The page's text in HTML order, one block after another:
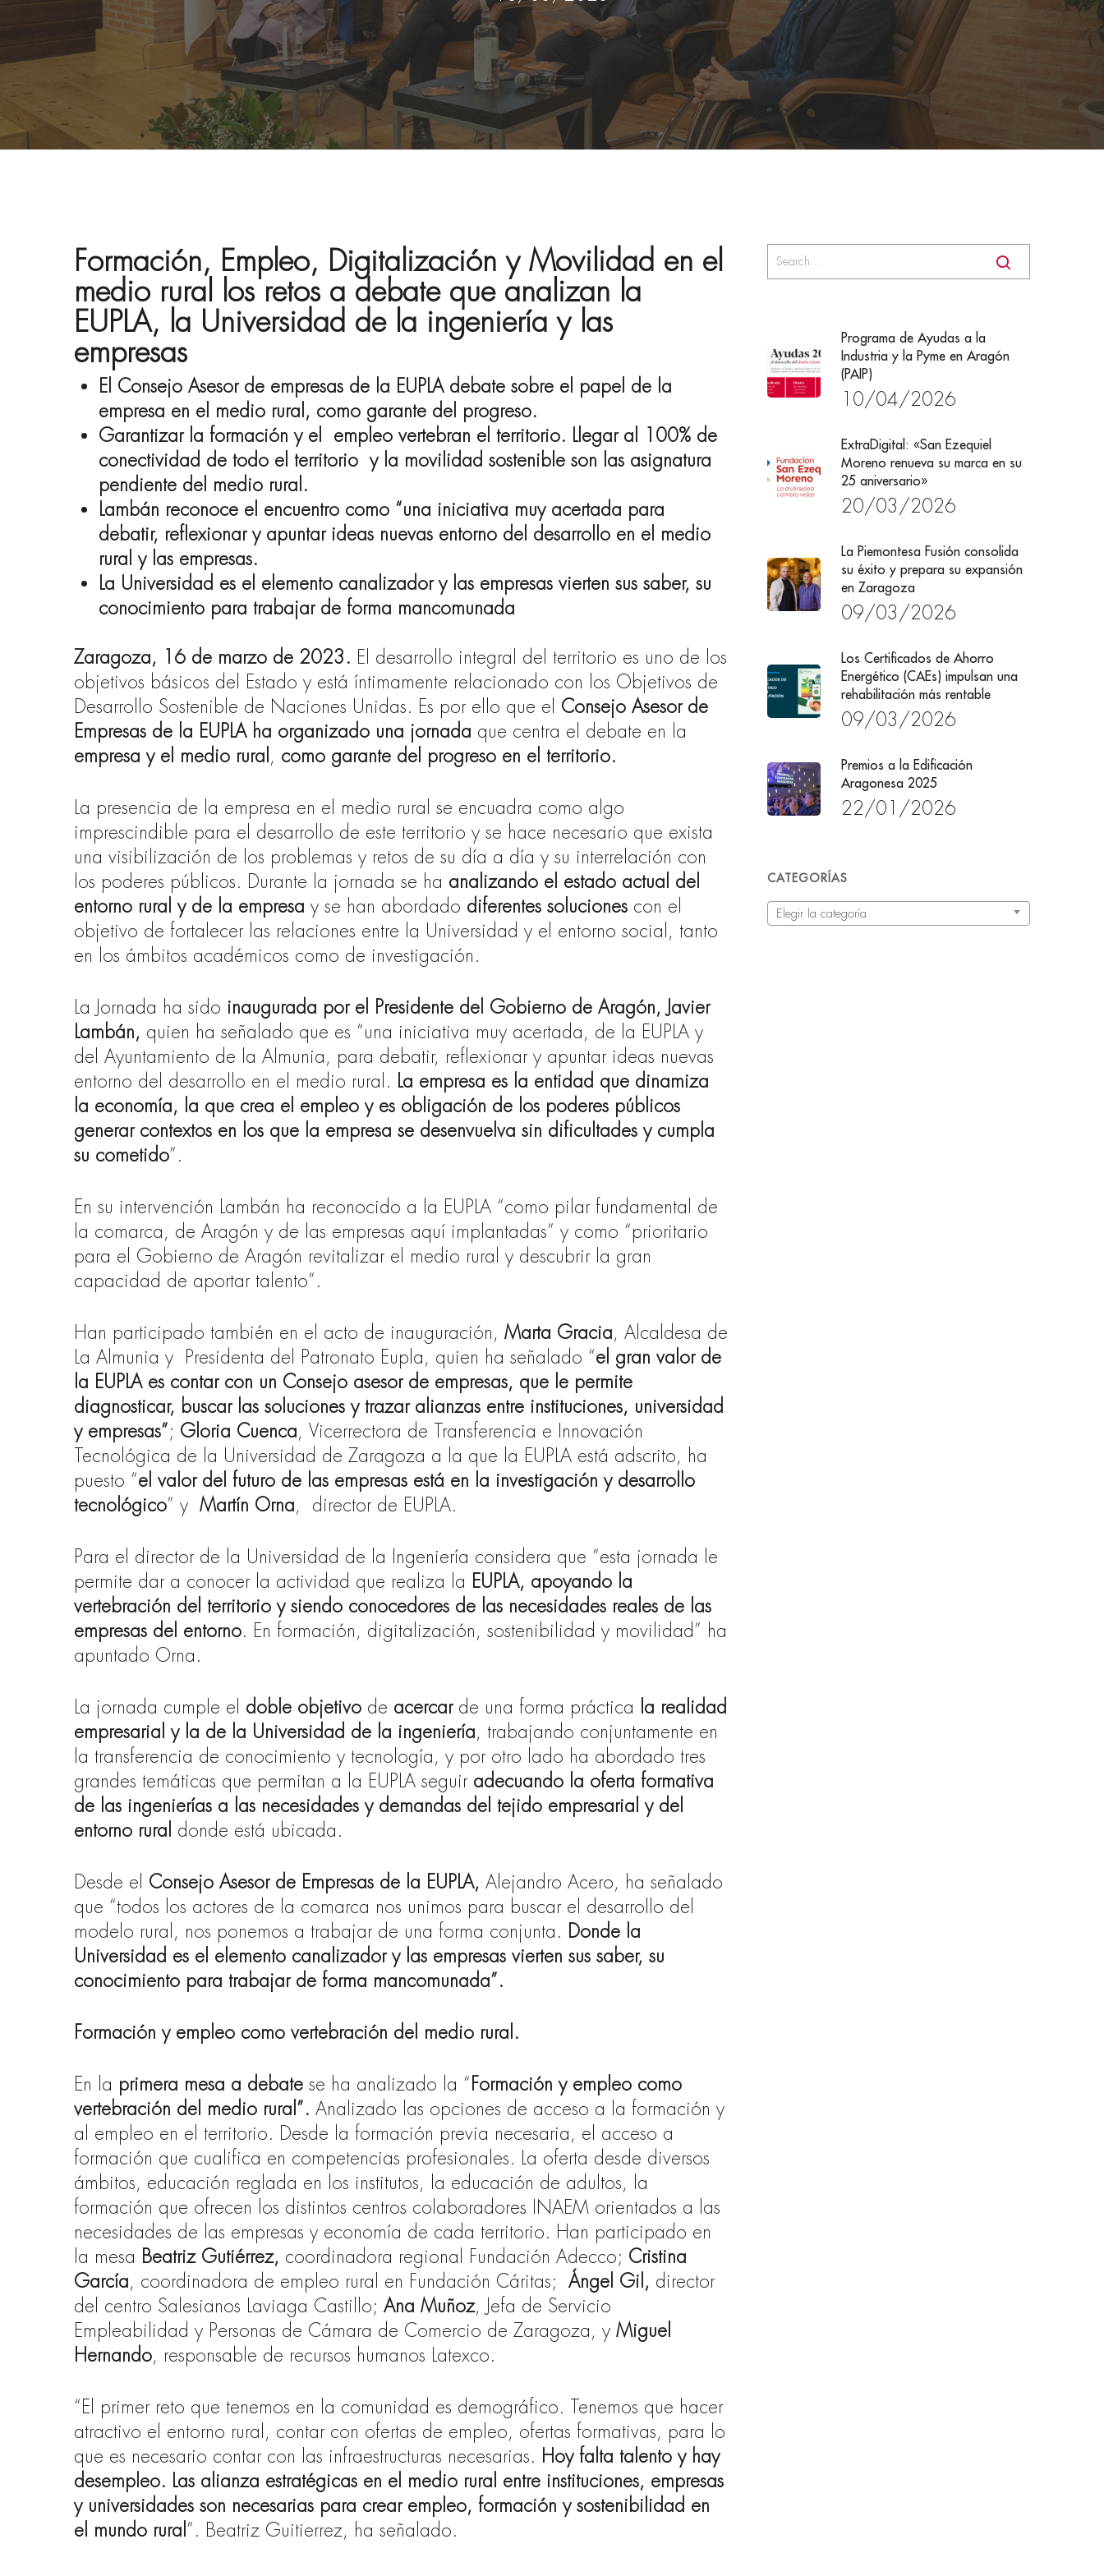
Formación, Empleo, Digitalización y Movilidad en el
medio rural los retos a debate que analizan la
EUPLA, la Universidad de la ingeniería y las
empresas
El Consejo Asesor de empresas de la EUPLA debate sobre el papel de la
empresa en el medio rural, como garante del progreso.
Garantizar la formación y el empleo vertebran el territorio. Llegar al 100% de
conectividad de todo el territorio y la movilidad sostenible son las asignatura
pendiente del medio rural.
Lambán reconoce el encuentro como “una iniciativa muy acertada para
debatir, reflexionar y apuntar ideas nuevas entorno del desarrollo en el medio
rural y las empresas.
La Universidad es el elemento canalizador y las empresas vierten sus saber, su
conocimiento para trabajar de forma mancomunada
Zaragoza, 16 de marzo de 2023. El desarrollo integral del territorio es uno de los
objetivos básicos del Estado y está íntimamente relacionado con los Objetivos de
Desarrollo Sostenible de Naciones Unidas. Es por ello que el Consejo Asesor de
Empresas de la EUPLA ha organizado una jornada que centra el debate en la
empresa y el medio rural, como garante del progreso en el territorio.
La presencia de la empresa en el medio rural se encuadra como algo
imprescindible para el desarrollo de este territorio y se hace necesario que exista
una visibilización de los problemas y retos de su día a día y su interrelación con
los poderes públicos. Durante la jornada se ha analizando el estado actual del
entorno rural y de la empresa y se han abordado diferentes soluciones con el
objetivo de fortalecer las relaciones entre la Universidad y el entorno social, tanto
en los ámbitos académicos como de investigación.
La Jornada ha sido inaugurada por el Presidente del Gobierno de Aragón, Javier
Lambán, quien ha señalado que es “una iniciativa muy acertada, de la EUPLA y
del Ayuntamiento de la Almunia, para debatir, reflexionar y apuntar ideas nuevas
entorno del desarrollo en el medio rural. La empresa es la entidad que dinamiza
la economía, la que crea el empleo y es obligación de los poderes públicos
generar contextos en los que la empresa se desenvuelva sin dificultades y cumpla
su cometido”.
En su intervención Lambán ha reconocido a la EUPLA “como pilar fundamental de
la comarca, de Aragón y de las empresas aquí implantadas” y como “prioritario
para el Gobierno de Aragón revitalizar el medio rural y descubrir la gran
capacidad de aportar talento”.
Han participado también en el acto de inauguración, Marta Gracia, Alcaldesa de
La Almunia y Presidenta del Patronato Eupla, quien ha señalado “el gran valor de
la EUPLA es contar con un Consejo asesor de empresas, que le permite
diagnosticar, buscar las soluciones y trazar alianzas entre instituciones, universidad
y empresas”; Gloria Cuenca, Vicerrectora de Transferencia e Innovación
Tecnológica de la Universidad de Zaragoza a la que la EUPLA está adscrito, ha
puesto “el valor del futuro de las empresas está en la investigación y desarrollo
tecnológico” y Martín Orna, director de EUPLA.
Para el director de la Universidad de la Ingeniería considera que “esta jornada le
permite dar a conocer la actividad que realiza la EUPLA, apoyando la
vertebración del territorio y siendo conocedores de las necesidades reales de las
empresas del entorno. En formación, digitalización, sostenibilidad y movilidad” ha
apuntado Orna.
La jornada cumple el doble objetivo de acercar de una forma práctica la realidad
empresarial y la de la Universidad de la ingeniería, trabajando conjuntamente en
la transferencia de conocimiento y tecnología, y por otro lado ha abordado tres
grandes temáticas que permitan a la EUPLA seguir adecuando la oferta formativa
de las ingenierías a las necesidades y demandas del tejido empresarial y del
entorno rural donde está ubicada.
Desde el Consejo Asesor de Empresas de la EUPLA, Alejandro Acero, ha señalado
que “todos los actores de la comarca nos unimos para buscar el desarrollo del
modelo rural, nos ponemos a trabajar de una forma conjunta. Donde la
Universidad es el elemento canalizador y las empresas vierten sus saber, su
conocimiento para trabajar de forma mancomunada”.
Formación y empleo como vertebración del medio rural.
En la primera mesa a debate se ha analizado la “Formación y empleo como
vertebración del medio rural”. Analizado las opciones de acceso a la formación y
al empleo en el territorio. Desde la formación previa necesaria, el acceso a
formación que cualifica en competencias profesionales. La oferta desde diversos
ámbitos, educación reglada en los institutos, la educación de adultos, la
formación que ofrecen los distintos centros colaboradores INAEM orientados a las
necesidades de las empresas y economía de cada territorio. Han participado en
la mesa Beatriz Gutiérrez, coordinadora regional Fundación Adecco; Cristina
García, coordinadora de empleo rural en Fundación Cáritas; Ángel Gil, director
del centro Salesianos Laviaga Castillo; Ana Muñoz, Jefa de Servicio
Empleabilidad y Personas de Cámara de Comercio de Zaragoza, y Miguel
Hernando, responsable de recursos humanos Latexco.
“El primer reto que tenemos en la comunidad es demográfico. Tenemos que hacer
atractivo el entorno rural, contar con ofertas de empleo, ofertas formativas, para lo
que es necesario contar con las infraestructuras necesarias. Hoy falta talento y hay
desempleo. Las alianza estratégicas en el medio rural entre instituciones, empresas
y universidades son necesarias para crear empleo, formación y sostenibilidad en
el mundo rural”. Beatriz Guitierrez, ha señalado.
Programa de Ayudas a la
Industria y la Pyme en Aragón
(PAIP)
10/04/2026
ExtraDigital: «San Ezequiel
Moreno renueva su marca en su
25 aniversario»
20/03/2026
La Piemontesa Fusión consolida
su éxito y prepara su expansión
en Zaragoza
09/03/2026
Los Certificados de Ahorro
Energético (CAEs) impulsan una
rehabilitación más rentable
09/03/2026
Premios a la Edificación
Aragonesa 2025
22/01/2026
CATEGORÍAS
Categorías
Elegir la categoría